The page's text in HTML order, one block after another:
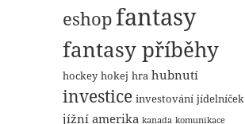
eshopfantasy
fantasy příběhy
hockey hokej hra hubnutí
investice investování jídelníček
jížní amerika kanada komunikace